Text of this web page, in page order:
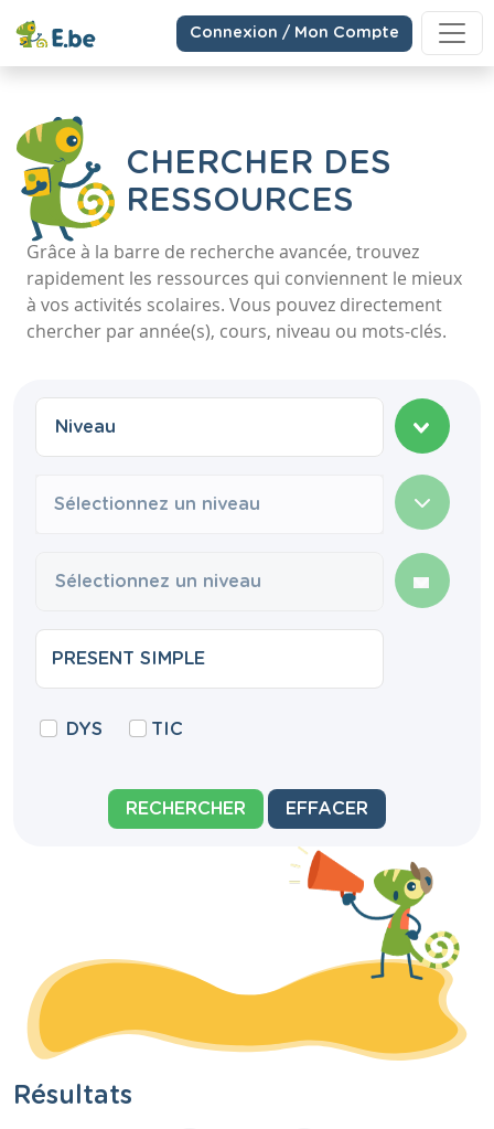
Connexion / Mon Compte
CHERCHER DES
RESSOURCES
Grâce à la barre de recherche avancée, trouvez
rapidement les ressources qui conviennent le mieux
à vos activités scolaires. Vous pouvez directement
chercher par année(s), cours, niveau ou mots-clés.
Sélectionnez un niveau
DYS TIC
RECHERCHER EFFACER
Résultats